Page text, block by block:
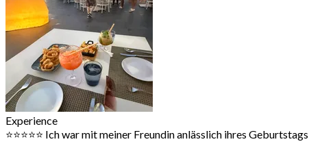
Experience
⭐️⭐️⭐️⭐️⭐️ Ich war mit meiner Freundin anlässlich ihres